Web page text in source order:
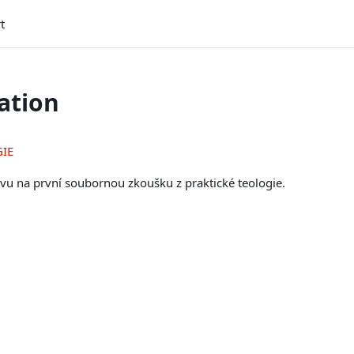
na první soubornou zkoušku z praktické teologie.